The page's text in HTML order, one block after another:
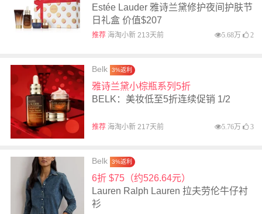
Estée Lauder 雅诗兰黛修护夜间护肤节
日礼盒 价值$207
推荐海淘小新 213天前 5.68万 2
Belk 3%返利
雅诗兰黛小棕瓶系列5折
BELK：美妆低至5折连续促销 1/2
推荐海淘小新 217天前 5.76万 3
Belk 3%返利
6折 $75（约526.64元）
Lauren Ralph Lauren 拉夫劳伦牛仔衬
衫